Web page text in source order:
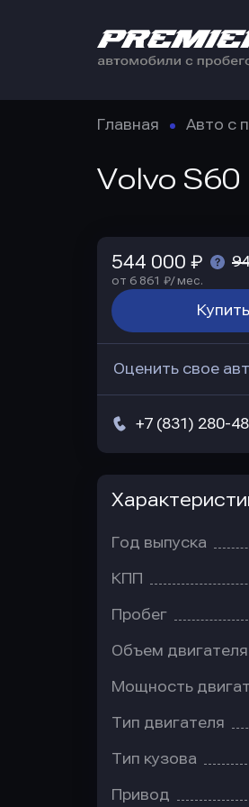
Главная Авто с
Volvo
544 000 ₽
от 6 861 ₽/ мес.
Оценить свое
+7 (831) 280-
Год выпуска
КПП
Пробег
Объем двигателя
Мощность
Тип двигателя
Тип кузова
Привод